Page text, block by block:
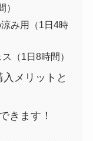
み用（1日4時
（1日8時間）
メリットと
きます！